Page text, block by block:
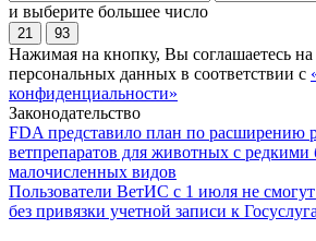
и выберите большее число
21 93
Нажимая на кнопку, Вы соглашаетесь на
персональных данных в соответствии с
конфиденциальности»
Законодательство
FDA представило план по расширению
ветпрепаратов для животных с редкими
малочисленных видов
Пользователи ВетИС с 1 июля не
без привязки учетной записи к